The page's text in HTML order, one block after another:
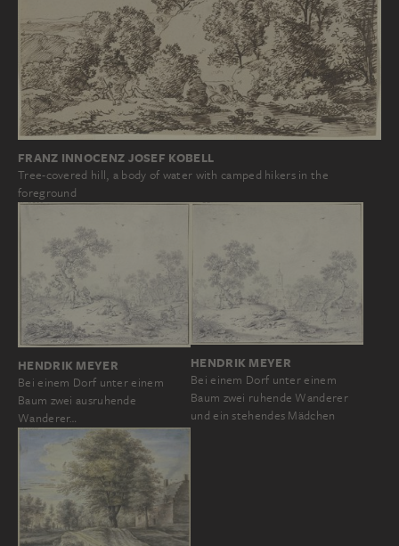
FRANZ INNOCENZ JOSEF KOBELL
Tree-covered hill, a body of water with camped hikers in the
foreground
HENDRIK MEYER
Bei einem Dorf unter einem
Baum zwei ausruhende
Wanderer…
HENDRIK MEYER
Bei einem Dorf unter einem
Baum zwei ruhende Wanderer
und ein stehendes Mädchen